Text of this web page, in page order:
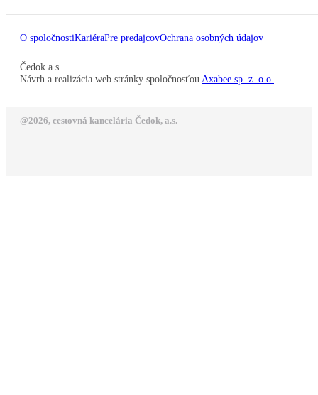
O spoločnostiKariéraPre predajcovOchrana osobných údajov
Čedok a.s
Návrh a realizácia web stránky spoločnosťou Axabee sp. z. o.o.
@2026, cestovná kancelária Čedok, a.s.